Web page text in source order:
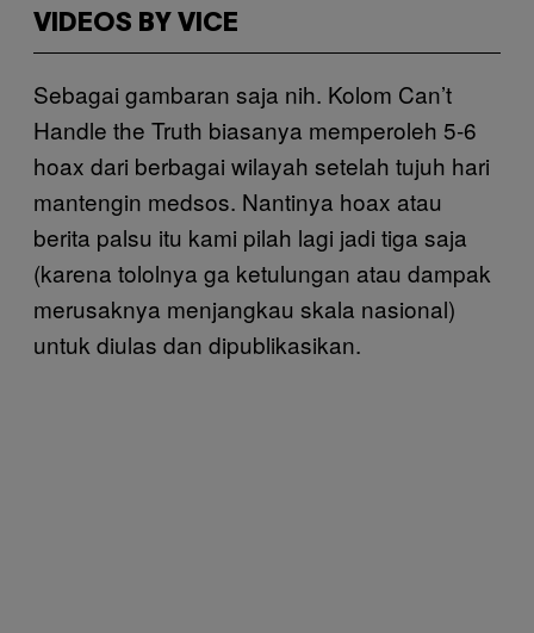
VIDEOS BY VICE
Sebagai gambaran saja nih. Kolom Can’t
Handle the Truth biasanya memperoleh 5-6
hoax dari berbagai wilayah setelah tujuh hari
mantengin medsos. Nantinya hoax atau
berita palsu itu kami pilah lagi jadi tiga saja
(karena tololnya ga ketulungan atau dampak
merusaknya menjangkau skala nasional)
untuk diulas dan dipublikasikan.